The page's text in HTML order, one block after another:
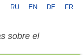
RU EN DE FR
sobre el